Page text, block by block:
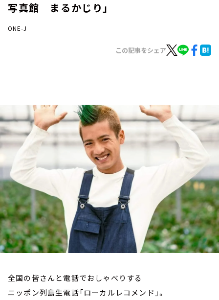
イベント・グッズ
YouTube
会社情報
写真館 まるかじり」
ONE-J
この記事をシェア
全国の皆さんと電話でおしゃべりする
ニッポン列島生電話「ローカルレコメンド」。